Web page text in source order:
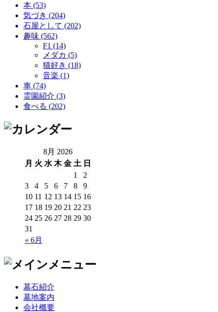
本 (53)
気づき (204)
石屋として (202)
趣味 (562)
F1 (14)
メダカ (5)
猫好き (18)
音楽 (1)
車 (74)
霊園紹介 (3)
食べる (202)
8月 2026
月 火 水 木 金 土 日
« 6月
1
2
3
4 5 6 7 8
9
10 11 12 13 14 15 16
17 18 19 20 21 22 23
24 25 26 27 28 29 30
31
墓石紹介
墓地案内
会社概要